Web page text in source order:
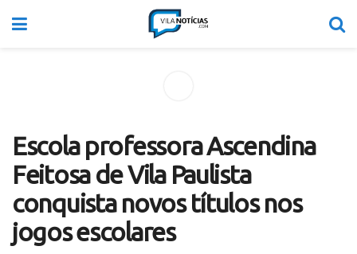
Escola professora Ascendina
Feitosa de Vila Paulista
conquista novos títulos nos
jogos escolares